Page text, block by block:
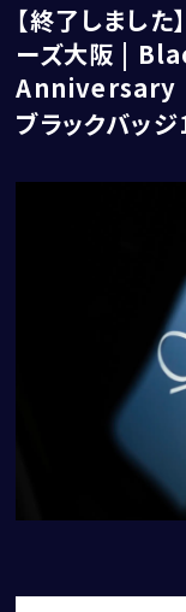
CORNES
CORNES
CONECO
THE
【終了しました
ーズ大阪 |
Anniversary
ブラックバッ